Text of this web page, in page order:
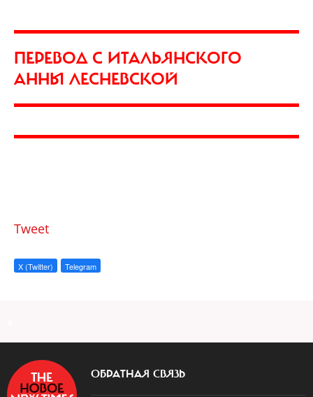
ПЕРЕВОД С ИТАЛЬЯНСКОГО
АННЫ ЛЕСНЕВСКОЙ
Tweet
X (Twitter) Telegram
ОБРАТНАЯ СВЯЗЬ